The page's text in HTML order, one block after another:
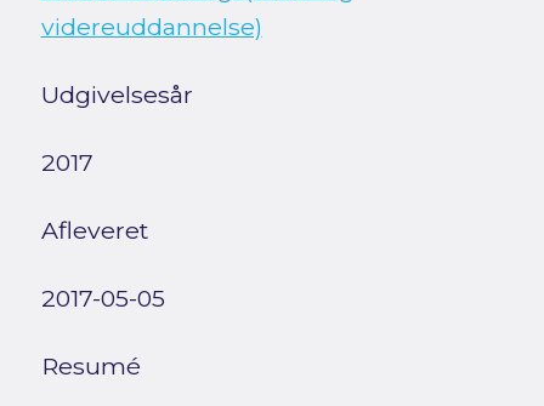
videreuddannelse)
Udgivelsesår
2017
Afleveret
2017-05-05
Resumé